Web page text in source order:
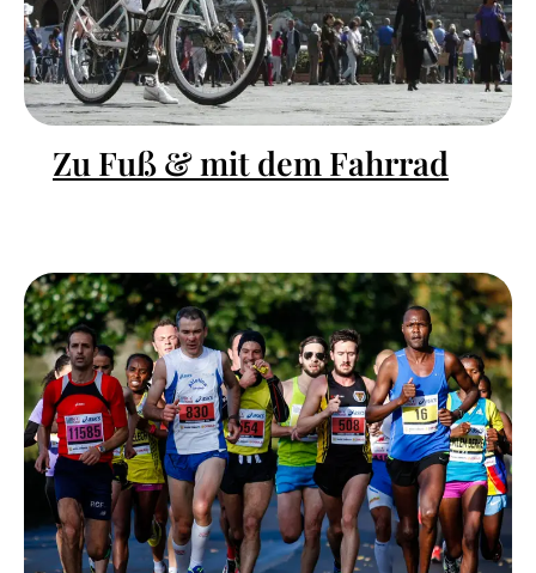
Zu Fuß & mit dem Fahrrad